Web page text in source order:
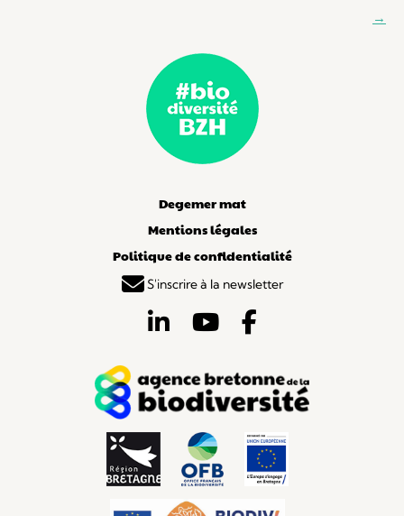
→
Degemer mat
Mentions légales
Politique de confidentialité
S'inscrire à la newsletter